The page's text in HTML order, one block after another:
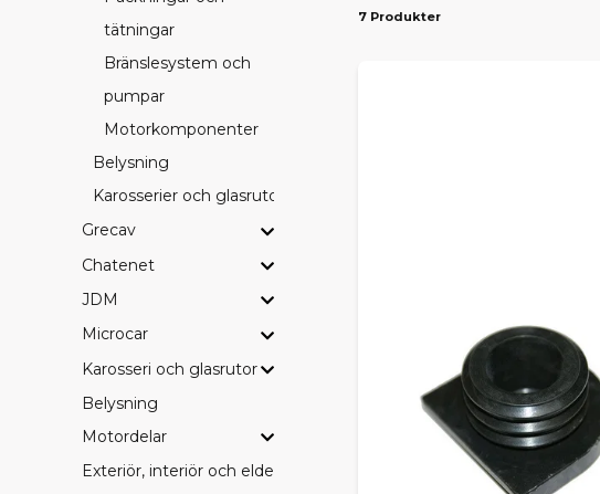
tätningar
Bränslesystem och
pumpar
Motorkomponenter
Belysning
Karosserier och glasrutor
Grecav
Chatenet
JDM
Microcar
Karosseri och glasrutor
Belysning
Motordelar
Exteriör, interiör och eldetaljer
Vi erbjuder delar till
– från äldre
Saknar du en specifik
beställa hem rätt del.
behöver.
Med rätt originaldelar
7 Produkter